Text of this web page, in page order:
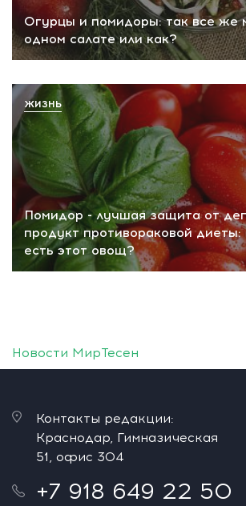
Огурцы и помидоры: так все же
одном салате или как?
Помидор - лучшая защита от
продукт противораковой диеты:
есть этот овощ?
ЖИЗНЬ
Новости МирТесен
Контакты редакции:
Краснодар, Гимназическая
51, офис 304
+7 918 649 22 50